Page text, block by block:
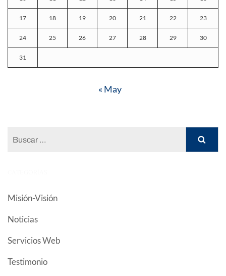
17 18 19 20 21 22 23
24 25 26 27 28 29 30
31
« May
Misión-Visión
Noticias
Servicios Web
Testimonio